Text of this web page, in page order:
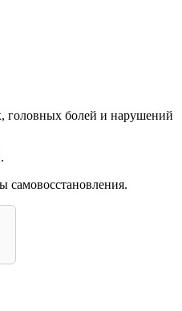
головных болей и нарушений
самовосстановления.